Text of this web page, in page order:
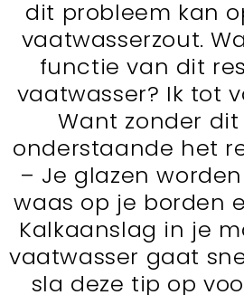
dit probleem kan
vaatwasserzout.
functie van dit
vaatwasser? Ik tot
Want zonder dit
onderstaande het
– Je glazen
waas op je borden
Kalkaanslag in je
vaatwasser gaat
sla deze tip op